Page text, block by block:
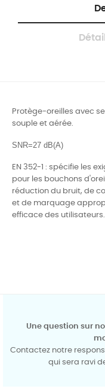
Protège-oreilles avec
souple et aérée.
SNR=27 dB(A)
EN 352-1 : spécifie les
pour les bouchons
réduction du bruit, de
et de marquage
efficace des utilisateurs.
Une question sur
Contactez notre
qui sera ravi